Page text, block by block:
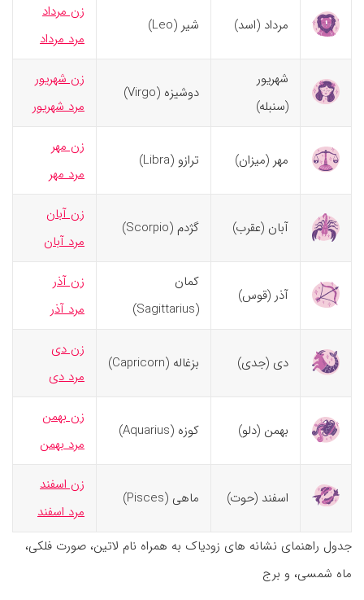
مرداد (اسد) شیر (Leo)
زن مرداد
مرد مرداد
شهریور
(سنبله)
دوشیزه (Virgo)
زن شهریور
مرد شهریور
مهر (میزان) ترازو (Libra)
زن مهر
مرد مهر
آبان (عقرب) گژدم (Scorpio)
زن آبان
مرد آبان
آذر (قوس)
کمان
(Sagittarius)
زن آذر
مرد آذر
دی (جدی) بزغاله (Capricorn)
زن دی
مرد دی
بهمن (دلو) کوزه (Aquarius)
زن بهمن
مرد بهمن
اسفند (حوت) ماهی (Pisces)
زن اسفند
مرد اسفند
جدول راهنمای نشانه های زودیاک به همراه نام لاتین، صورت فلکی،
ماه شمسی، و برج